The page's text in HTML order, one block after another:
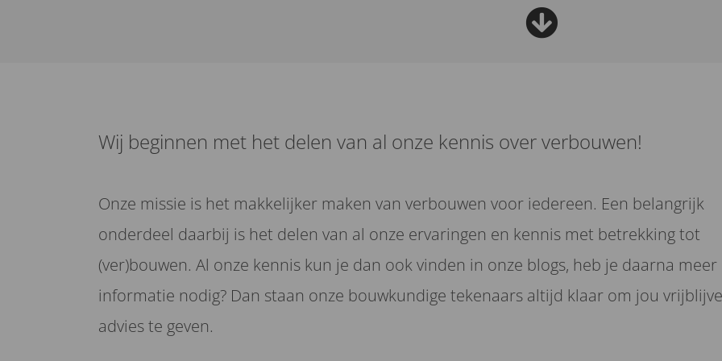
Wij beginnen met het delen van al onze kennis over verbouwen!
Onze missie is het makkelijker maken van verbouwen voor iedereen. Een belangrijk
onderdeel daarbij is het delen van al onze ervaringen en kennis met betrekking tot
(ver)bouwen. Al onze kennis kun je dan ook vinden in onze blogs, heb je daarna meer
informatie nodig? Dan staan onze bouwkundige tekenaars altijd klaar om jou
advies te geven.